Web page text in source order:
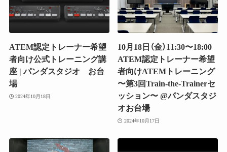
ATEM認定トレーナー希望
者向け公式トレーニング講
座 | パンダスタジオ お台
場
2024年10月18日
10月18日（金）11:30〜18:00
ATEM認定トレーナー希望
者向けATEMトレーニング
〜第3回Train-the-Trainerセ
ッション〜 @パンダスタジ
オお台場
2024年10月17日